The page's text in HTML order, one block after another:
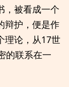
，被看成一个
辩护，便是作
理论，从17世
的联系在一